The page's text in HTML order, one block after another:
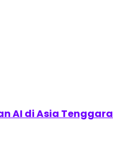
AI di Asia Tenggara